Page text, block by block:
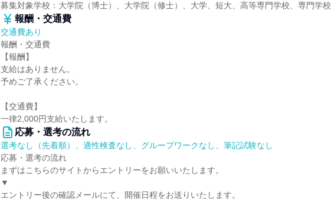
募集対象学校：大学院（博士）、大学院（修士）、大学、短大、高等専門学校、専門学校
報酬・交通費
交通費あり
報酬・交通費
【報酬】
支給はありません。
予めご了承ください。
【交通費】
一律2,000円支給いたします。
応募・選考の流れ
選考なし（先着順）、適性検査なし、グループワークなし、筆記試験なし
応募・選考の流れ
まずはこちらのサイトからエントリーをお願いいたします。
▼
エントリー後の確認メールにて、開催日程をお送りいたします。